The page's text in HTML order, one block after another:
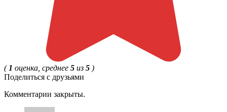
( 1 оценка, среднее 5 из 5 )
Поделиться с друзьями
Комментарии закрыты.